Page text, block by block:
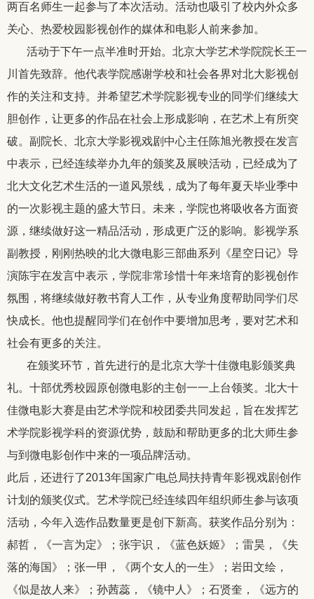
两百名师生一起参与了本次活动。活动也吸引了校内外众多
关心、热爱校园影视创作的媒体和电影人前来参加。
活动于下午一点半准时开始。北京大学艺术学院院长王一
川首先致辞。他代表学院感谢学校和社会各界对北大影视创
作的关注和支持。并希望艺术学院影视专业的同学们继续大
胆创作，让更多的作品在社会上形成影响，在艺术上有所突
破。副院长、北京大学影视戏剧中心主任陈旭光教授在发言
中表示，已经连续举办九年的颁奖及展映活动，已经成为了
北大文化艺术生活的一道风景线，成为了每年夏天毕业季中
的一次影视主题的盛大节日。未来，学院也将吸收各方面资
源，继续做好这一精品活动，形成更广泛的影响。影视学系
副教授，刚刚热映的北大微电影三部曲系列《星空日记》导
演陈宇在发言中表示，学院非常珍惜十年来培育的影视创作
氛围，将继续做好教书育人工作，从专业角度帮助同学们尽
快成长。他也提醒同学们在创作中要增加思考，要对艺术和
社会有更多的关注。
在颁奖环节，首先进行的是北京大学十佳微电影颁奖典
礼。十部优秀校园原创微电影的主创一一上台领奖。北大十
佳微电影大赛是由艺术学院和校团委共同发起，旨在发挥艺
术学院影视学科的资源优势，鼓励和帮助更多的北大师生参
与到微电影创作中来的一项品牌活动。
此后，还进行了2013年国家广电总局扶持青年影视戏剧创作
计划的颁奖仪式。艺术学院已经连续四年组织师生参与该项
活动，今年入选作品数量更是创下新高。获奖作品分别为：
郝哲，《一言为定》；张宇识，《蓝色妖姬》；雷昊，《失
落的海国》；张一甲，《两个女人的一生》；岩田文绘，
《似是故人来》；孙茜蕊，《镜中人》；石贤奎，《远方的